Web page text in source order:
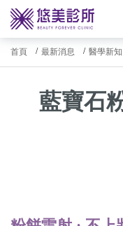
首頁 最新消息 醫學新知
藍寶石